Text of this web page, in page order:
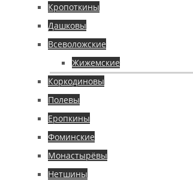
Кропоткины
Дашковы
Всеволожские
Жижемские
Коркодиновы
Полевы
Еропкины
Фоминские
Монастырёвы
Нетшины